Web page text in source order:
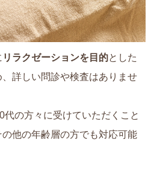
リラクゼーションを目的とした
詳しい問診や検査はありませ
の方々に受けていただくこと
他の年齢層の方でも対応可能